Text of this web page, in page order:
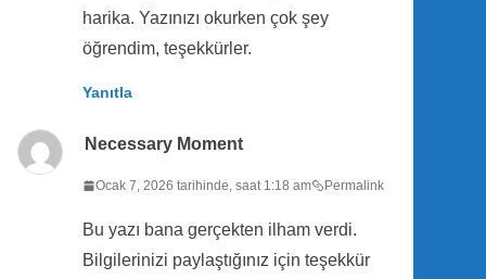
harika. Yazınızı okurken çok şey
öğrendim, teşekkürler.
Yanıtla
Necessary Moment
Ocak 7, 2026 tarihinde, saat 1:18 am Permalink
Bu yazı bana gerçekten ilham verdi.
Bilgilerinizi paylaştığınız için teşekkür